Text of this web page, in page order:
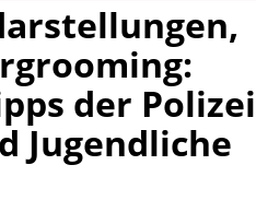
der Polizei
Jugendliche